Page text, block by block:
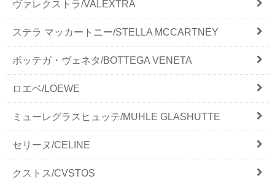
ヴァレクストラ/VALEXTRA
ステラ マッカートニー/STELLA MCCARTNEY
ボッテガ・ヴェネタ/BOTTEGA VENETA
ロエベ/LOEWE
ミューレグラスヒュッテ/MUHLE GLASHUTTE
セリーヌ/CELINE
クストス/CVSTOS